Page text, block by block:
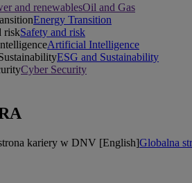
and renewablesOil and Gas
Energy Transition
Safety and risk
Artificial Intelligence
ESG and Sustainability
Cyber Security
Globalna